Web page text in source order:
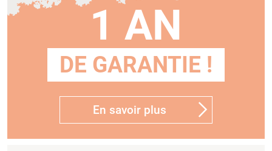
1 AN
DE GARANTIE !
En savoir plus